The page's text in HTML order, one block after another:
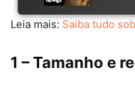
Leia mais: Saiba tudo
1 – Tamanho e